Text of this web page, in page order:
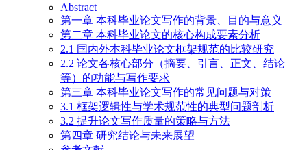
Abstract
第一章 本科毕业论文写作的背景、目的与意义
第二章 本科毕业论文的核心构成要素分析
2.1 国内外本科毕业论文框架规范的比较研究
2.2 论文各核心部分（摘要、引言、正文、结论
等）的功能与写作要求
第三章 本科毕业论文写作的常见问题与对策
3.1 框架逻辑性与学术规范性的典型问题剖析
3.2 提升论文写作质量的策略与方法
第四章 研究结论与未来展望